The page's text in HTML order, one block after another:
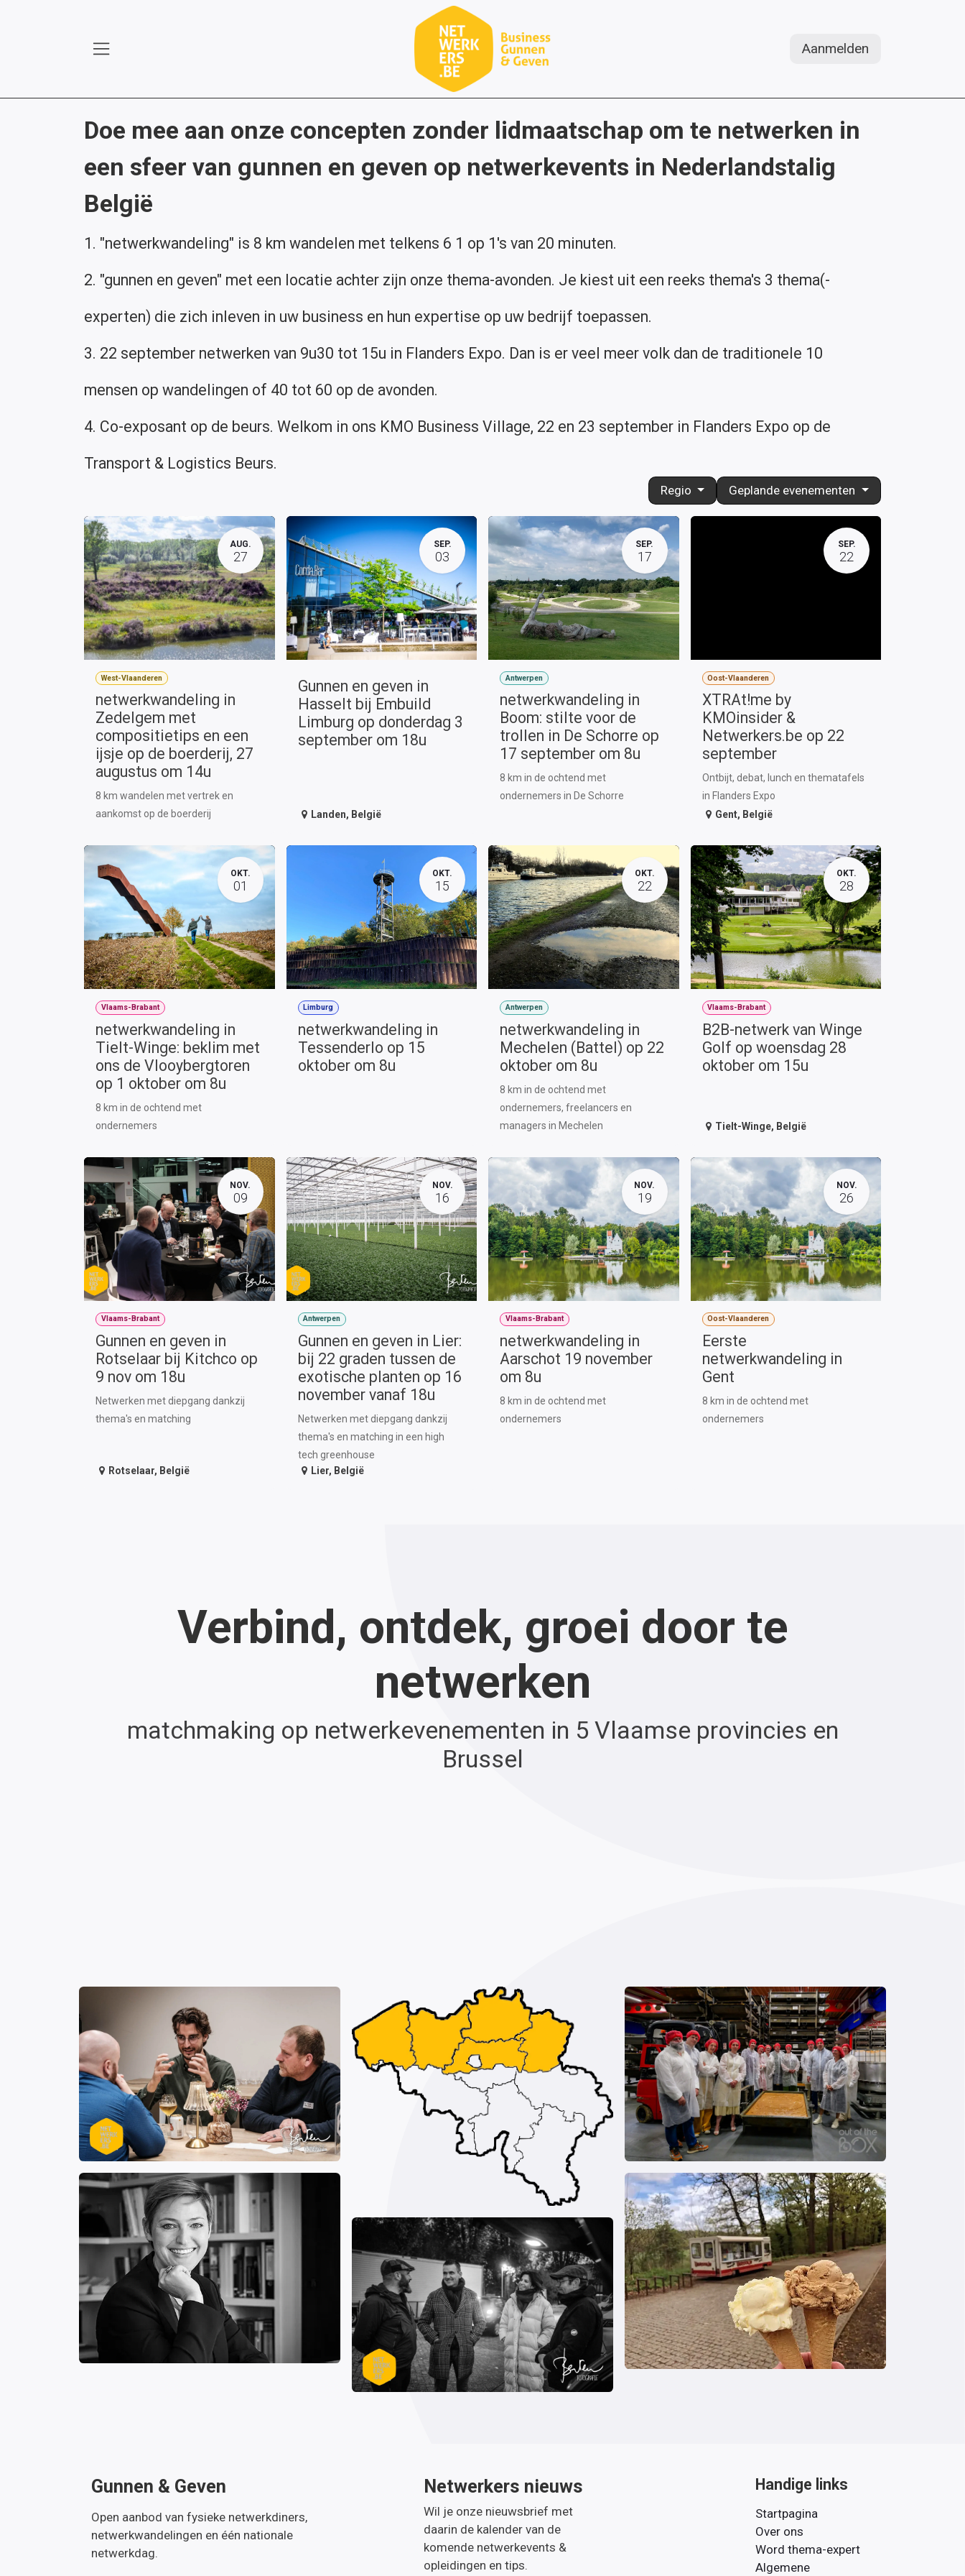
Aanmelden
Doe mee aan onze concepten zonder lidmaatschap om te netwerken in
een sfeer van gunnen en geven op netwerkevents in Nederlandstalig
België
1. "netwerkwandeling" is 8 km wandelen met telkens 6 1 op 1's van 20 minuten.
2. "gunnen en geven" met een locatie achter zijn onze thema-avonden. Je kiest uit een reeks thema's 3 thema(-
experten) die zich inleven in uw business en hun expertise op uw bedrijf toepassen.
3. 22 september netwerken van 9u30 tot 15u in Flanders Expo. Dan is er veel meer volk dan de traditionele 10
mensen op wandelingen of 40 tot 60 op de avonden.
4. Co-exposant op de beurs. Welkom in ons KMO Business Village, 22 en 23 september in Flanders Expo op de
Transport & Logistics Beurs.
Regio Geplande evenementen
AUG.
27
West-Vlaanderen
netwerkwandeling in
Zedelgem met
compositietips en een
ijsje op de boerderij, 27
augustus om 14u
8 km wandelen met vertrek en
aankomst op de boerderij
SEP.
03
Gunnen en geven in
Hasselt bij Embuild
Limburg op donderdag 3
september om 18u
Landen, België
SEP.
17
Antwerpen
netwerkwandeling in
Boom: stilte voor de
trollen in De Schorre op
17 september om 8u
8 km in de ochtend met
ondernemers in De Schorre
SEP.
22
Oost-Vlaanderen
XTRAt!me by
KMOinsider &
Netwerkers.be op 22
september
Ontbijt, debat, lunch en thematafels
in Flanders Expo
Gent, België
OKT.
01
Vlaams-Brabant
netwerkwandeling in
Tielt-Winge: beklim met
ons de Vlooybergtoren
op 1 oktober om 8u
8 km in de ochtend met
ondernemers
OKT.
15
Limburg
netwerkwandeling in
Tessenderlo op 15
oktober om 8u
OKT.
22
Antwerpen
netwerkwandeling in
Mechelen (Battel) op 22
oktober om 8u
8 km in de ochtend met
ondernemers, freelancers en
managers in Mechelen
OKT.
28
Vlaams-Brabant
B2B-netwerk van Winge
Golf op woensdag 28
oktober om 15u
Tielt-Winge, België
NOV.
09
Vlaams-Brabant
Gunnen en geven in
Rotselaar bij Kitchco op
9 nov om 18u
Netwerken met diepgang dankzij
thema's en matching
Rotselaar, België
NOV.
16
Antwerpen
Gunnen en geven in Lier:
bij 22 graden tussen de
exotische planten op 16
november vanaf 18u
Netwerken met diepgang dankzij
thema's en matching in een high
tech greenhouse
Lier, België
NOV.
19
Vlaams-Brabant
netwerkwandeling in
Aarschot 19 november
om 8u
8 km in de ochtend met
ondernemers
NOV.
26
Oost-Vlaanderen
Eerste
netwerkwandeling in
Gent
8 km in de ochtend met
ondernemers
Verbind, ontdek, groei door te
netwerken
matchmaking op netwerkevenementen in 5 Vlaamse provincies en
Brussel
Gunnen & Geven
Open aanbod van fysieke netwerkdiners,
netwerkwandelingen en één nationale
netwerkdag.
Netwerkers nieuws
Wil je onze nieuwsbrief met
daarin de kalender van de
komende netwerkevents &
opleidingen en tips.
Handige links
Startpagina
Over ons
Word thema-expert
Algemene